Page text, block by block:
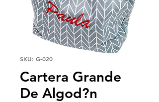
SKU: G-020
Cartera Grande
De Algod?n